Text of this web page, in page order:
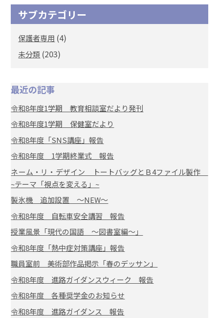
サブカテゴリー
保護者専用 (4)
未分類 (203)
最近の記事
令和8年度1学期 教育相談室だより発刊
令和8年度1学期 保健室だより
令和8年度「SNS講座」報告
令和8年度 1学期終業式 報告
ネーム・リ・デザイン トートバッグとＢ4ファイル製作
~テーマ「視点を変える」~
製氷機 追加設置 ～NEW～
令和8年度 自転車安全講習 報告
授業風景「現代の国語 ～図書室編～」
令和8年度「熱中症対策講座」報告
職員室前 美術部作品掲示「春のデッサン」
令和8年度 進路ガイダンスウィーク 報告
令和8年度 各種奨学金のお知らせ
令和8年度 進路ガイダンス 報告